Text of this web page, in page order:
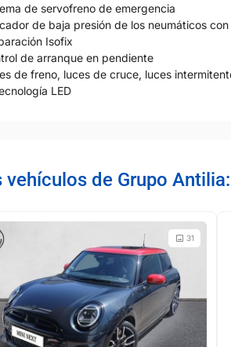
de servofreno de emergencia
de baja presión de los neumáticos
Isofix
de arranque en pendiente
de freno, luces de cruce, luces
LED
vehículos de Grupo
31